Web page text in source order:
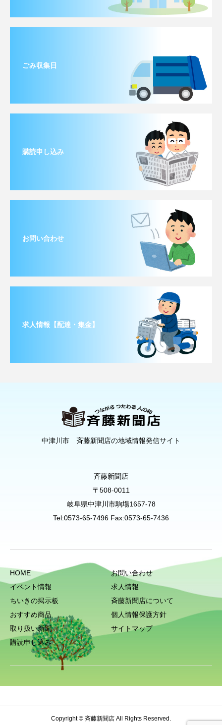
ごみ収集日
購読申し込み
お問い合わせ
求人情報【配達・集金】
中津川市 斉藤新聞店の地域情報発信サイト
斉藤新聞店
〒508-0011
岐阜県中津川市駒場1657-78
Tel:0573-65-7496 Fax:0573-65-7436
HOME
イベント情報
ちいきの掲示板
おすすめ商品
取り扱い新聞
購読申し込み
お問い合わせ
求人情報
斉藤新聞店について
個人情報保護方針
サイトマップ
Copyright © 斉藤新聞店 All Rights Reserved.